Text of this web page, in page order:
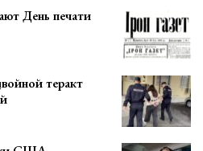
День печати
теракт